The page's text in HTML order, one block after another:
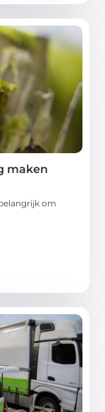
maken
om